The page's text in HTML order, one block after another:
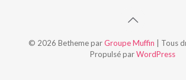
© 2026 Betheme parGroupe Muffin | Tous
Propulsé parWordPress